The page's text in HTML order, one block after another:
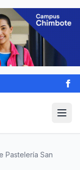
Pastelería San